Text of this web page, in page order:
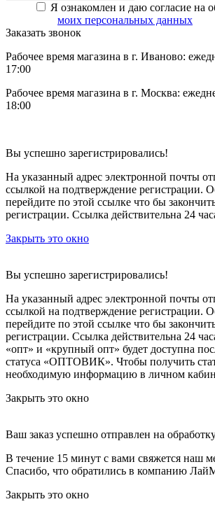
Я ознакомлен и даю согласие на
моих персональных данных
Заказать звонок
Рабочее время магазина в г. Иваново:
17:00
Рабочее время магазина в г. Москва:
18:00
Вы успешно зарегистрировались!
На указанный адрес электронной почты
ссылкой на подтверждение регистрации.
перейдите по этой ссылке что бы
регистрации. Ссылка действительна 24
Закрыть это окно
Вы успешно зарегистрировались!
На указанный адрес электронной почты
ссылкой на подтверждение регистрации.
перейдите по этой ссылке что бы
регистрации. Ссылка действительна 24
«опт» и «крупный опт» будет доступна
статуса «ОПТОВИК». Чтобы получить
необходимую информацию в личном
Закрыть это окно
Ваш заказ успешно отправлен на
В течение 15 минут с вами свяжется наш
Спасибо, что обратились в компанию
Закрыть это окно